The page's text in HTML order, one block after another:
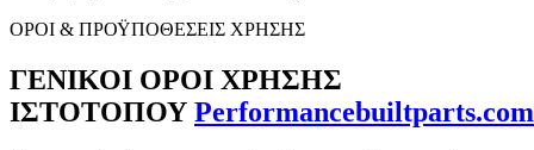
ΟΡΟΙ & ΠΡΟΫΠΟΘΕΣΕΙΣ ΧΡΗΣΗΣ
ΓΕΝΙΚΟΙ ΟΡΟΙ ΧΡΗΣΗΣ
ΙΣΤΟΤΟΠΟΥ Performancebuiltparts.com